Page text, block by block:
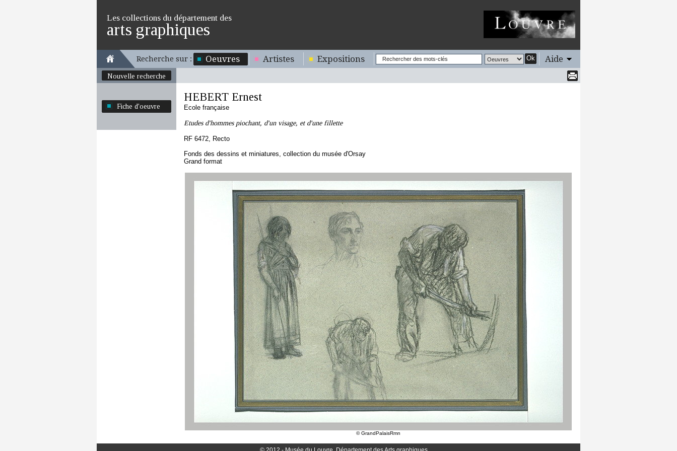
Les collections du département des
arts graphiques
Recherche sur : Oeuvres Artistes Expositions Ok Aide
Nouvelle recherche
Fiche d'oeuvre
HEBERT Ernest
Ecole française
Etudes d'hommes piochant, d'un visage, et d'une fillette
RF 6472, Recto
Fonds des dessins et miniatures, collection du musée d'Orsay
Grand format
© GrandPalaisRmn